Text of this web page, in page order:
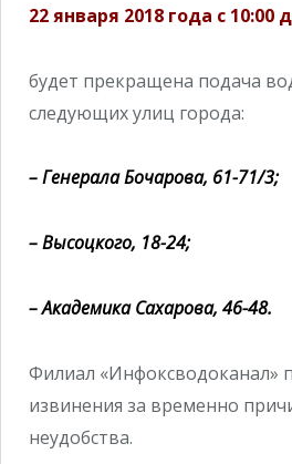
22 января 2018 года с 10:00
будет прекращена подача
следующих улиц города:
– Генерала Бочарова, 61-71/3;
– Высоцкого, 18-24;
– Академика Сахарова, 46-48.
Филиал «Инфоксводоканал»
извинения за временно
неудобства.